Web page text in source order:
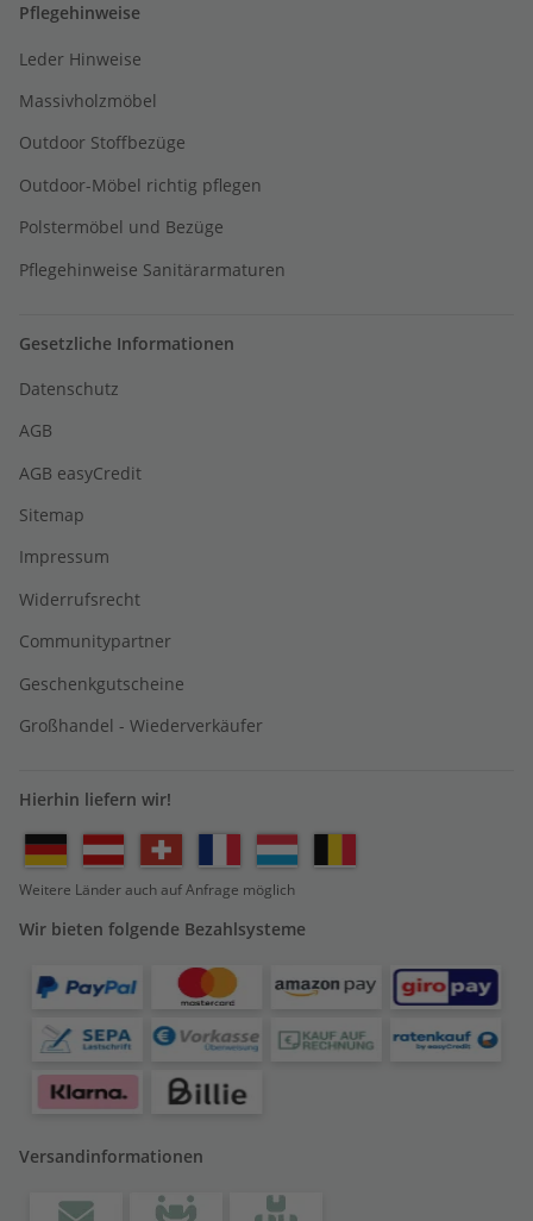
Pflegehinweise
Leder Hinweise
Massivholzmöbel
Outdoor Stoffbezüge
Outdoor-Möbel richtig pflegen
Polstermöbel und Bezüge
Pflegehinweise Sanitärarmaturen
Gesetzliche Informationen
Datenschutz
AGB
AGB easyCredit
Sitemap
Impressum
Widerrufsrecht
Communitypartner
Geschenkgutscheine
Großhandel - Wiederverkäufer
Hierhin liefern wir!
Weitere Länder auch auf Anfrage möglich
Wir bieten folgende Bezahlsysteme
Versandinformationen